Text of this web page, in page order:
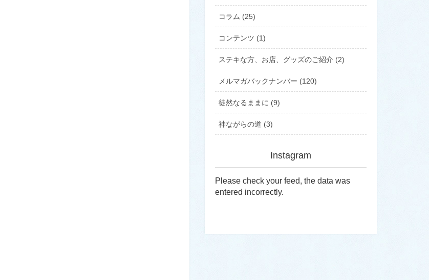
コラム (25)
コンテンツ (1)
ステキな方、お店、グッズのご紹介 (2)
メルマガバックナンバー (120)
徒然なるままに (9)
神ながらの道 (3)
Instagram
Please check your feed, the data was
entered incorrectly.